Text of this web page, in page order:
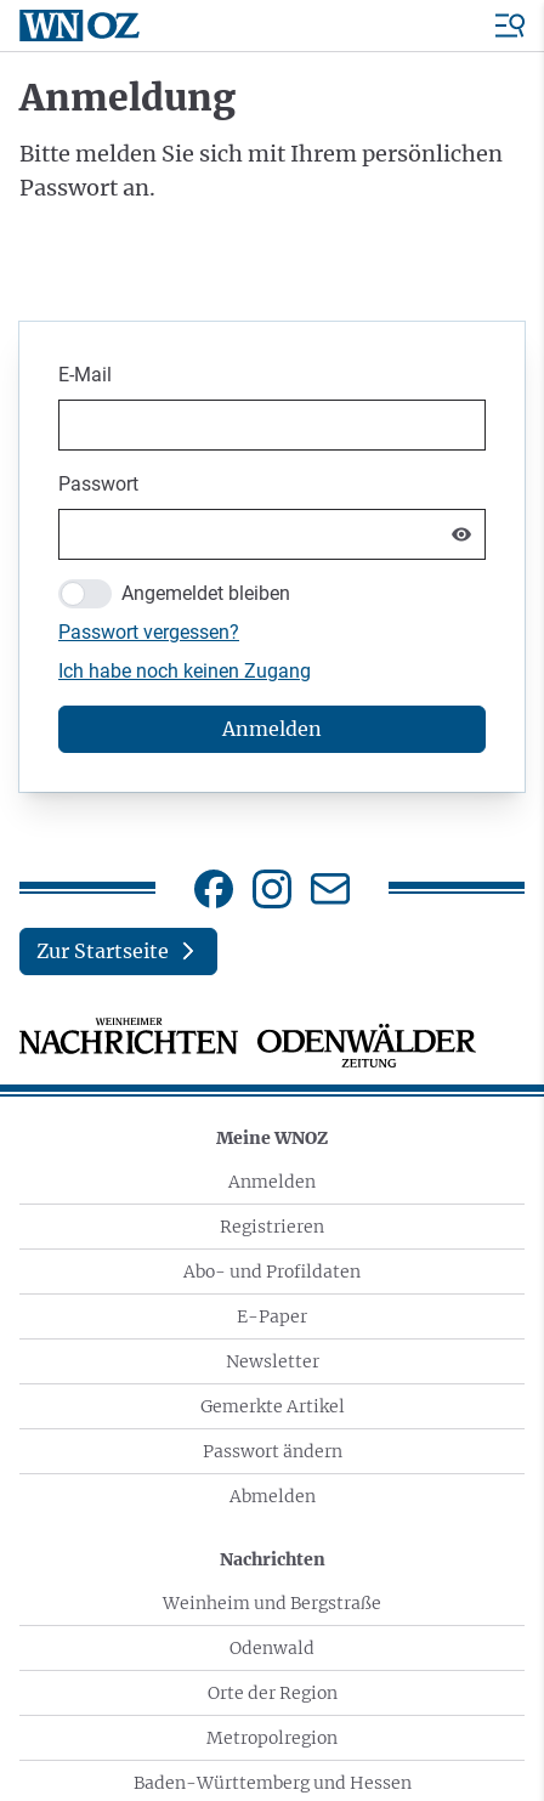
Anmeldung
Bitte melden Sie sich mit Ihrem persönlichen
Passwort an.
E-Mail
Passwort
Angemeldet bleiben
Passwort vergessen?
Ich habe noch keinen Zugang
Anmelden
Zur Startseite
Meine WNOZ
Anmelden
Registrieren
Abo- und Profildaten
E-Paper
Newsletter
Gemerkte Artikel
Passwort ändern
Abmelden
Nachrichten
Weinheim und Bergstraße
Odenwald
Orte der Region
Metropolregion
Baden-Württemberg und Hessen